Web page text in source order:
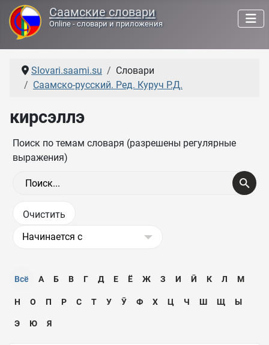
Саамские словари
Online - словари и приложения
Slovari.saami.su
Словари
Саамско-русский. Ред. Куруч Р.Д.
кирсэллэ
Поиск по темам словаря (разрешены регулярные
выражения)
Всё А Б В Г Д Е Ё Ж З И Ӣ К Л М
Н О П Р С Т У Ӯ Ф Х Ц Ч Ш Щ Ы
Э Ю Я